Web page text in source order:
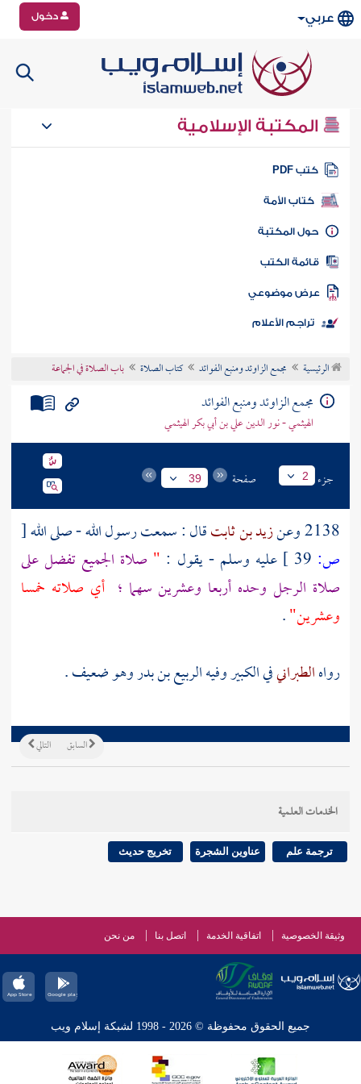
عربي دخول
المكتبة الإسلامية
كتب PDF
كتاب الأمة
المكتبة
الكتب
موضوعي
تراجم الأعلام
الرئيسية مجمع الزاوئد ومنبع الفوائد كتاب الصلاة باب الصلاة في الجماعة
مجمع الزاوئد ومنبع الفوائد
الهيثمي - نور الدين علي بن أبي بكر الهيثمي
جزء 2 صفحة 39
2138 وعن زيد بن ثابتقال : سمعت رسول الله - صلى الله[
ص:
عليه وسلم - يقول : " صلاة الجميع تفضل على
صلاة الرجل وحده أربعا وعشرين سهما ؛ أي صلاته خمسا
وعشرين".
رواهالطبرانيفي الكبير وفيهالربيع بن بدروهو ضعيف .
التالي السابق
الخدمات العلمية
ترجمة علم عناوين الشجرة تخريج حديث
وثيقة الخصوصية اتفاقية الخدمة اتصل بنا من نحن
جميع الحقوق محفوظة © 2026 - 1998 لشبكة إسلام ويب